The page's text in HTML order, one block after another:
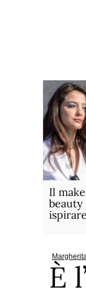
Il
ispirare
È